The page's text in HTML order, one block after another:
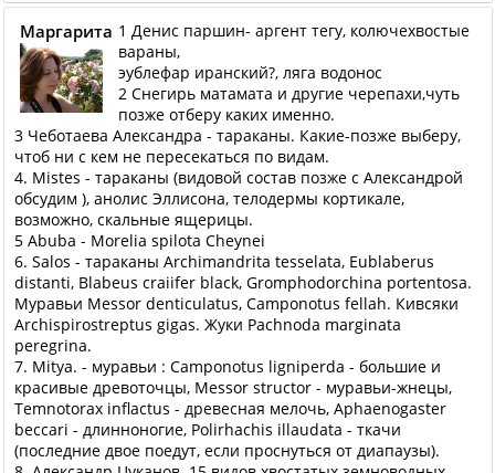
Маргарита 1 Денис паршин- аргент тегу, колючехвостые
вараны,
эублефар иранский?, ляга водонос
2 Снегирь матамата и другие черепахи,чуть
позже отберу каких именно.
3 Чеботаева Александра - тараканы. Какие-позже выберу,
чтоб ни с кем не пересекаться по видам.
4. Mistes - тараканы (видовой состав позже с Александрой
обсудим ), анолис Эллисона, телодермы кортикале,
возможно, скальные ящерицы.
5 Abuba - Morelia spilota Cheynei
6. Salos - тараканы Archimandrita tesselata, Eublaberus
distanti, Blabeus craiifer black, Gromphodorchina portentosa.
Муравьи Messor denticulatus, Camponotus fellah. Кивсяки
Archispirostreptus gigas. Жуки Pachnoda marginata
peregrina.
7. Mitya. - муравьи : Camponotus ligniperda - большие и
красивые древоточцы, Messor structor - муравьи-жнецы,
Temnotorax inflactus - древесная мелочь, Aphaenogaster
beccari - длинноногие, Polirhachis illaudata - ткачи
(последние двое поедут, если проснуться от диапаузы).